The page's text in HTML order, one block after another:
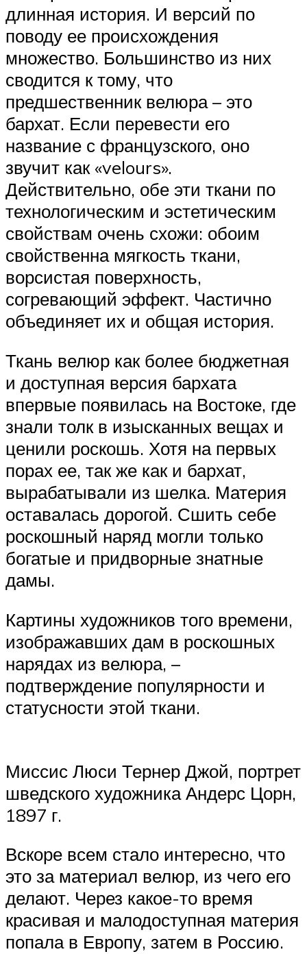
длинная история. И версий по
поводу ее происхождения
множество. Большинство из них
сводится к тому, что
предшественник велюра – это
бархат. Если перевести его
название с французского, оно
звучит как «velours».
Действительно, обе эти ткани по
технологическим и эстетическим
свойствам очень схожи: обоим
свойственна мягкость ткани,
ворсистая поверхность,
согревающий эффект. Частично
объединяет их и общая история.
Ткань велюр как более бюджетная
и доступная версия бархата
впервые появилась на Востоке, где
знали толк в изысканных вещах и
ценили роскошь. Хотя на первых
порах ее, так же как и бархат,
вырабатывали из шелка. Материя
оставалась дорогой. Сшить себе
роскошный наряд могли только
богатые и придворные знатные
дамы.
Картины художников того времени,
изображавших дам в роскошных
нарядах из велюра, –
подтверждение популярности и
статусности этой ткани.
Миссис Люси Тернер Джой, портрет
шведского художника Андерс Цорн,
1897 г.
Вскоре всем стало интересно, что
это за материал велюр, из чего его
делают. Через какое-то время
красивая и малодоступная материя
попала в Европу, затем в Россию.